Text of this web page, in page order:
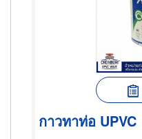
กาวทาท่อ UPVC